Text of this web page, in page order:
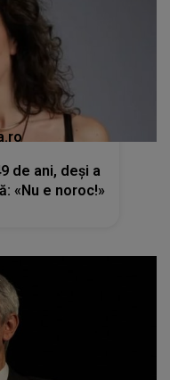
de ani, deși a
«Nu e noroc!»